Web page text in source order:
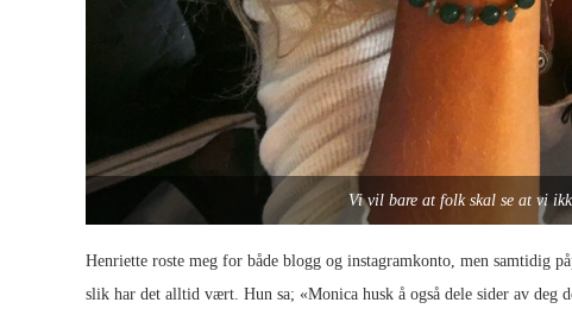
Vi vil bare at folk skal se at vi
Henriette roste meg for både blogg og instagramkonto, men samtidig
slik har det alltid vært. Hun sa; «Monica husk å også dele sider av deg